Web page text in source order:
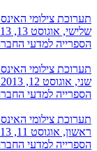
תערוכת צילומי
שלישי, אוגוסט 13, 2013 - 08:00
הספרייה למדעי
תערוכת צילומי
שני, אוגוסט 12, 2013 - 08:00
הספרייה למדעי
תערוכת צילומי
ראשון, אוגוסט 11, 2013 - 08:00
הספרייה למדעי